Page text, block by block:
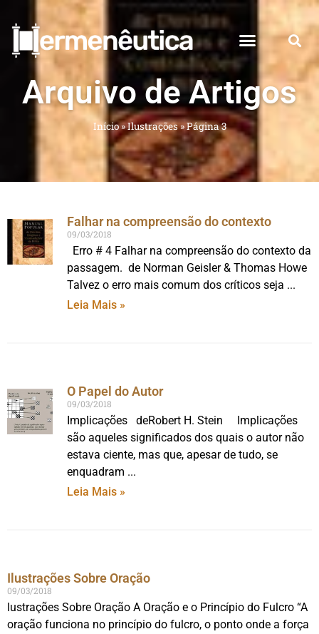
Arquivo de Artigos
Início»Ilustrações»Página 3
Falhar na compreensão do contexto
09/03/2018
Erro # 4 Falhar na compreensão do contexto da
passagem. de Norman Geisler & Thomas Howe
Talvez o erro mais comum dos críticos seja
Leia Mais »
O Papel do Autor
09/03/2018
Implicações deRobert H. Stein Implicações
são aqueles significados dos quais o autor não
estava ciente, mas que, apesar de tudo, se
enquadram
Leia Mais »
Ilustrações Sobre Oração
09/03/2018
lustrações Sobre Oração A Oração e o Princípio do Fulcro “A
oração funciona no princípio do fulcro, o ponto onde a força